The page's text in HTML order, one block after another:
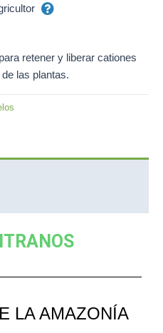
retener y liberar cationes
las plantas.
LA AMAZONÍA